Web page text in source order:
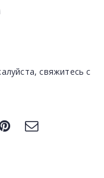
свяжитесь с